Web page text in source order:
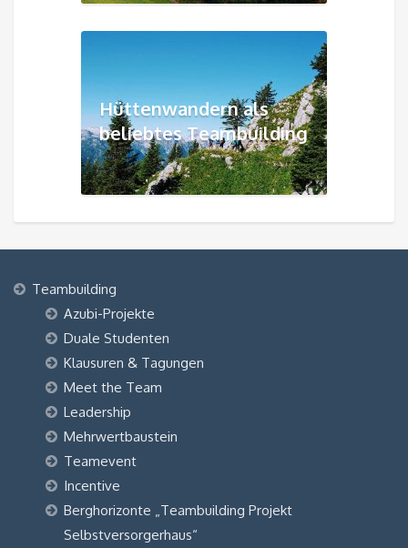
Hüttenwandern als
beliebtes Teambuilding
Teambuilding
Azubi-Projekte
Duale Studenten
Klausuren & Tagungen
Meet the Team
Leadership
Mehrwertbaustein
Teamevent
Incentive
Berghorizonte „Teambuilding Projekt
Selbstversorgerhaus“